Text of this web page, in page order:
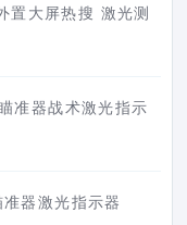
置大屏热搜 激光测
准器战术激光指示
器激光指示器